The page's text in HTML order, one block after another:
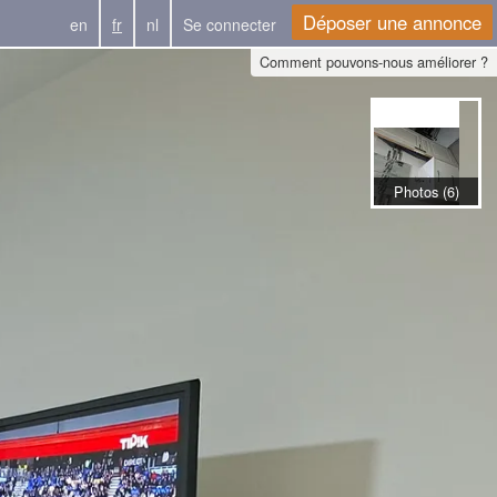
en fr nl Se connecter Déposer une annonce
Comment pouvons-nous améliorer ?